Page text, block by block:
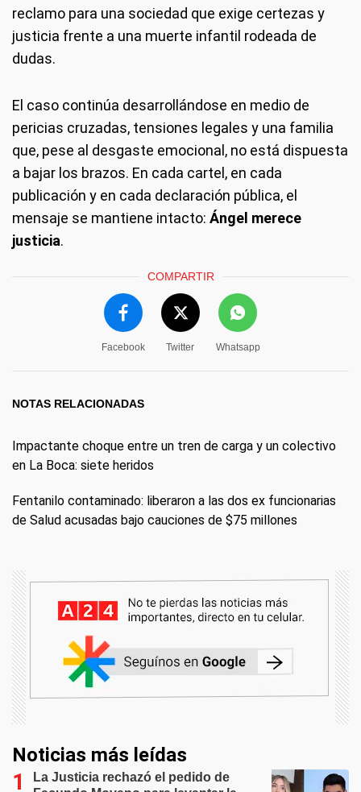
reclamo para una sociedad que exige certezas y
justicia frente a una muerte infantil rodeada de
dudas.
El caso continúa desarrollándose en medio de
pericias cruzadas, tensiones legales y una familia
que, pese al desgaste emocional, no está dispuesta
a bajar los brazos. En cada cartel, en cada
publicación y en cada declaración pública, el
mensaje se mantiene intacto: Ángel merece
justicia.
COMPARTIR
Facebook Twitter Whatsapp
NOTAS RELACIONADAS
Impactante choque entre un tren de carga y un colectivo
en La Boca: siete heridos
Fentanilo contaminado: liberaron a las dos ex funcionarias
de Salud acusadas bajo cauciones de $75 millones
Noticias más leídas
La Justicia rechazó el pedido de